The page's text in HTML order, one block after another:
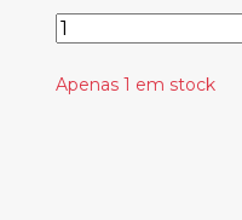
Apenas 1 em stock